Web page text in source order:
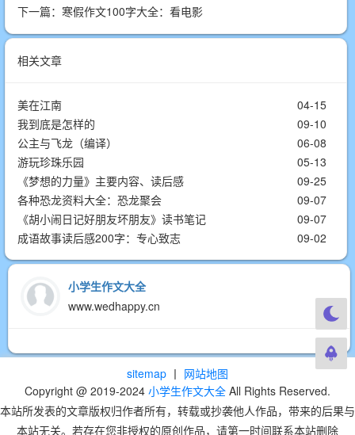
下一篇： 寒假作文100字大全：看电影
相关文章
04-15
美在江南
09-10
我到底是怎样的
06-08
公主与飞龙（编译）
05-13
游玩珍珠乐园
09-25
《梦想的力量》主要内容、读后感
09-07
各种恐龙资料大全：恐龙聚会
09-07
《胡小闹日记好朋友坏朋友》读书笔记
09-02
成语故事读后感200字：专心致志
小学生作文大全
www.wedhappy.cn
sitemap 丨 网站地图
Copyright @ 2019-2024 小学生作文大全 All Rights Reserved.
本站所发表的文章版权归作者所有，转载或抄袭他人作品，带来的后果与
本站无关。若存在您非授权的原创作品，请第一时间联系本站删除